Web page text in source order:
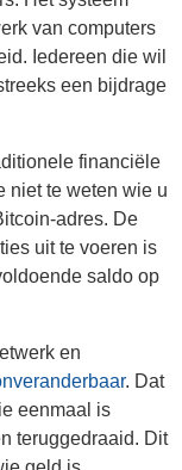
van computers
Iedereen die wil
een bijdrage
financiële
niet te weten wie u
adres. De
uit te voeren is
saldo op
en
. Dat
eenmaal is
teruggedraaid. Dit